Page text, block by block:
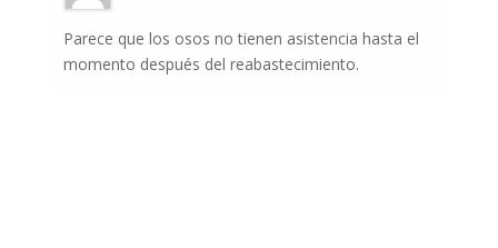
Parece que los osos no tienen asistencia hasta el
momento después del reabastecimiento.